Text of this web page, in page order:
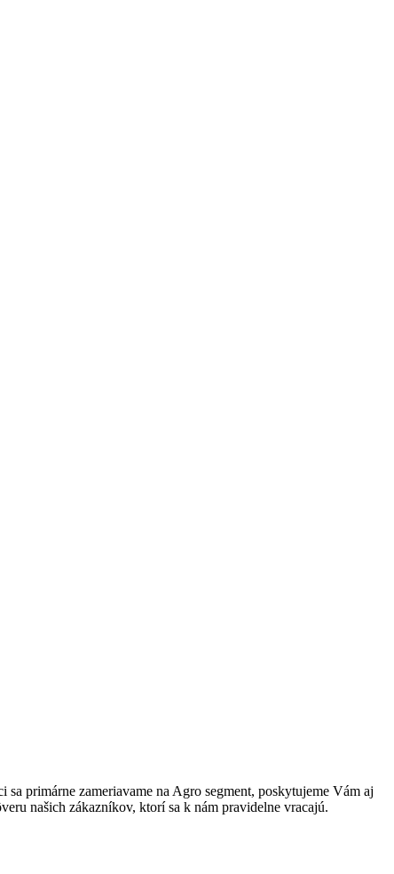
primárne zameriavame na Agro segment, poskytujeme Vám aj
našich zákazníkov, ktorí sa k nám pravidelne vracajú.